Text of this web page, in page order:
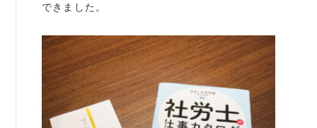
できました。